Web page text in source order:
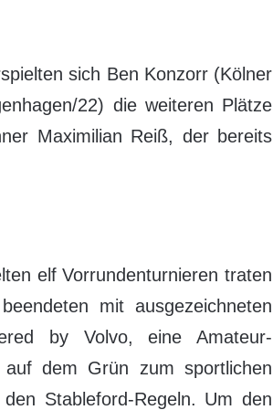
sich Ben Konzorr (Kölner
22) die weiteren Plätze
Maximilian Reiß, der bereits
elf Vorrundenturnieren traten
mit ausgezeichneten
by Volvo, eine Amateur-
dem Grün zum sportlichen
Stableford-Regeln. Um den